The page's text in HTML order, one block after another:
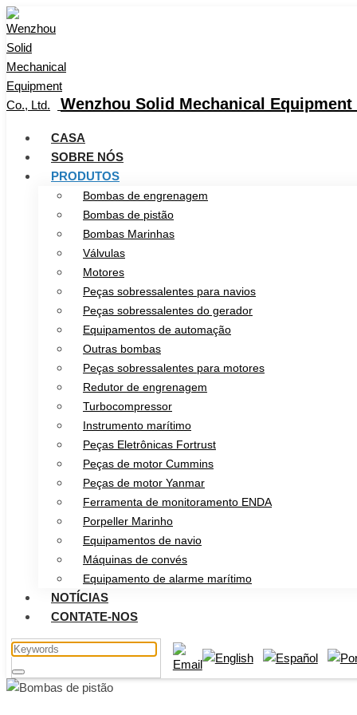
Wenzhou Solid Mechanical Equipment
CASA
SOBRE NÓS
PRODUTOS
Bombas de engrenagem
Bombas de pistão
Bombas Marinhas
Válvulas
Motores
Peças sobressalentes para navios
Peças sobressalentes do gerador
Equipamentos de automação
Outras bombas
Peças sobressalentes para motores
Redutor de engrenagem
Turbocompressor
Instrumento marítimo
Peças Eletrônicas Fortrust
Peças de motor Cummins
Peças de motor Yanmar
Ferramenta de monitoramento ENDA
Porpeller Marinho
Equipamentos de navio
Máquinas de convés
Equipamento de alarme marítimo
NOTÍCIAS
CONTATE-NOS